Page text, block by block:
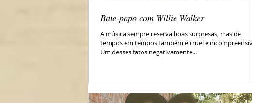
Bate-papo com Willie Walker
A música sempre reserva boas surpresas, mas de
tempos em tempos também é cruel e incompreensível.
Um desses fatos negativamente...